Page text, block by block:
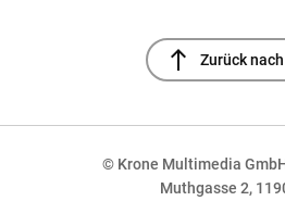
north Zurück
© Krone Multimedia
Muthgasse 2,